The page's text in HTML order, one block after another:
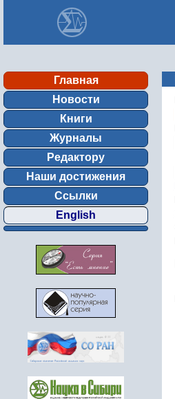
Главная
Новости
Книги
Журналы
Редактору
Наши достижения
Ссылки
English